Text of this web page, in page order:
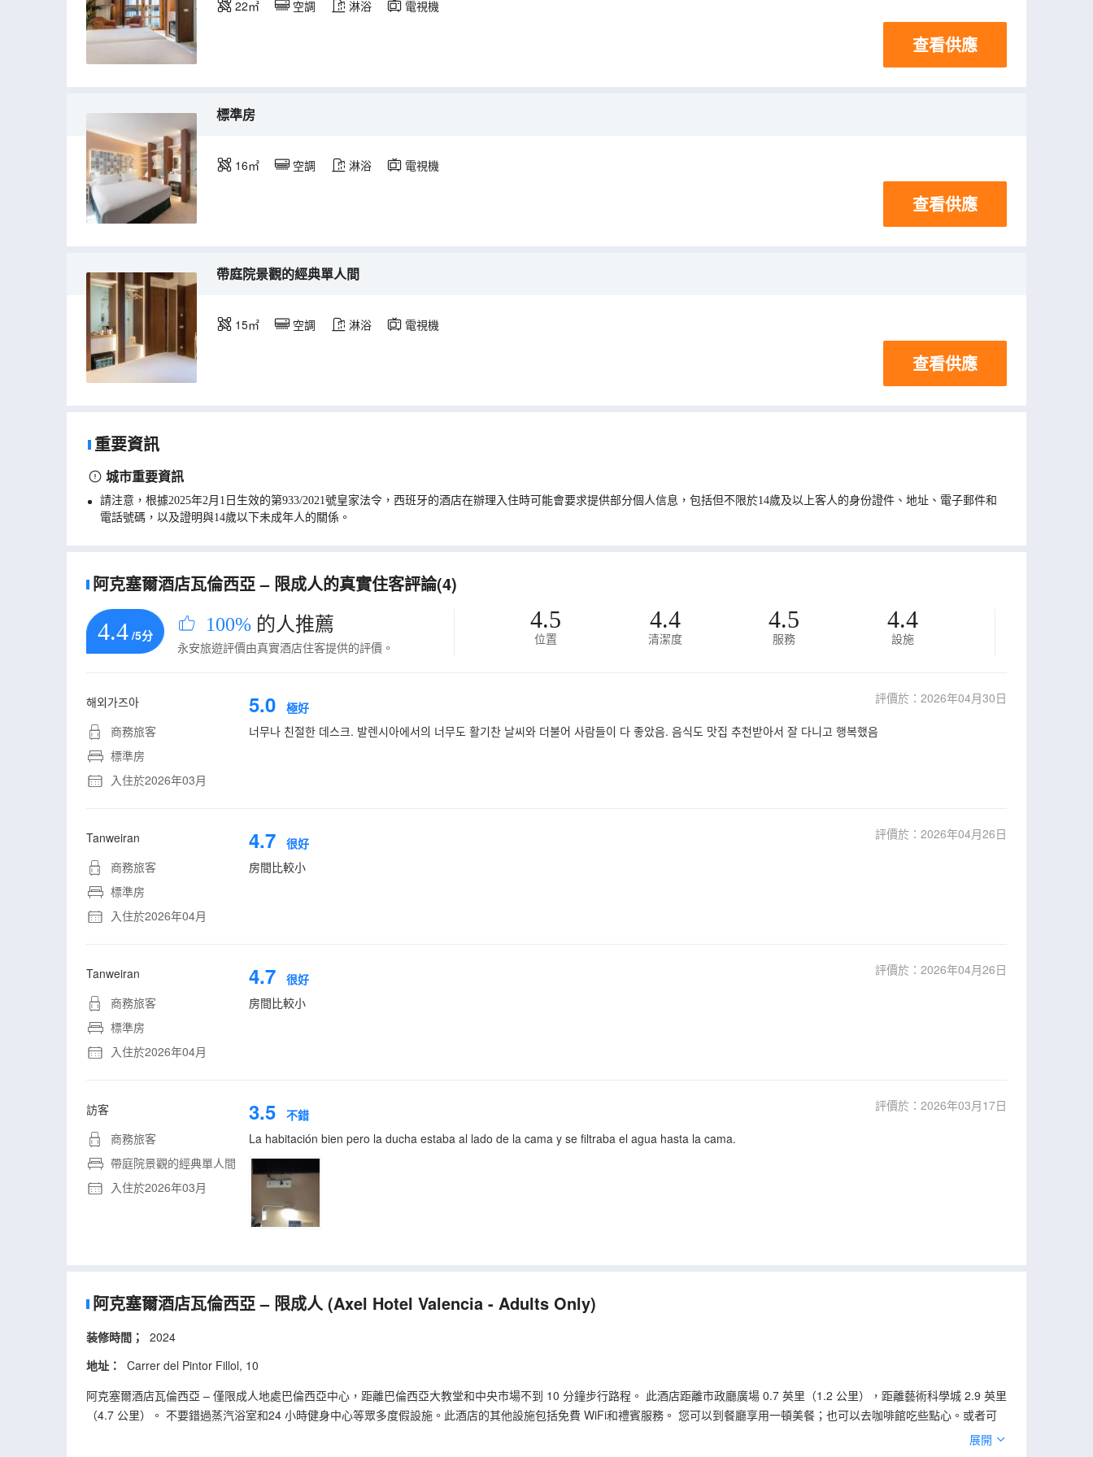
22㎡ 空調 淋浴 電視機
查看供應
標準房
16㎡ 空調 淋浴 電視機
查看供應
帶庭院景觀的經典單人間
15㎡ 空調 淋浴 電視機
查看供應
重要資訊
城市重要資訊
請注意，根據2025年2月1日生效的第933/2021號皇家法令，西班牙的酒店在辦理入住時可能會要求提供部分個人信息，包括但不限於14歲及以上客人的身份證件、地址、電子郵件和
電話號碼，以及證明與14歲以下未成年人的關係。
阿克塞爾酒店瓦倫西亞 – 限成人的真實住客評論(4)
4.4 /5分 100% 的人推薦
永安旅遊評價由真實酒店住客提供的評價。
4.5
位置
4.4
清潔度
4.5
服務
4.4
設施
해외가즈아
商務旅客
標準房
入住於2026年03月
5.0 極好
評價於：2026年04月30日
너무나 친절한 데스크. 발렌시아에서의 너무도 활기찬 날씨와 더불어 사람들이 다 좋았음. 음식도 맛집 추천받아서 잘 다니고 행복했음
Tanweiran
商務旅客
標準房
入住於2026年04月
4.7 很好
評價於：2026年04月26日
房間比較小
Tanweiran
商務旅客
標準房
入住於2026年04月
4.7 很好
評價於：2026年04月26日
房間比較小
訪客
商務旅客
帶庭院景觀的經典單人間
入住於2026年03月
3.5 不錯
評價於：2026年03月17日
La habitación bien pero la ducha estaba al lado de la cama y se filtraba el agua hasta la cama.
阿克塞爾酒店瓦倫西亞 – 限成人(Axel Hotel Valencia - Adults Only)
装修時間；
2024
地址：
Carrer del Pintor Fillol, 10
阿克塞爾酒店瓦倫西亞 – 僅限成人地處巴倫西亞中心，距離巴倫西亞大教堂和中央市場不到 10 分鐘步行路程。 此酒店距離市政廳廣場 0.7 英里（1.2 公里），距離藝術科學城 2.9 英里
（4.7 公里）。 不要錯過蒸汽浴室和24 小時健身中心等眾多度假設施。此酒店的其他設施包括免費 WiFi和禮賓服務。 您可以到餐廳享用一頓美餐；也可以去咖啡館吃些點心。或者可
以待在房間裏，享受酒店的部分時段客房送餐服務。在忙碌的一天後，不妨去酒吧/酒廊輕鬆一下。每天 07:30 至 11:00 提供收費的自助式早餐。 特色服務/設施包括24 小時前台服務、
展開